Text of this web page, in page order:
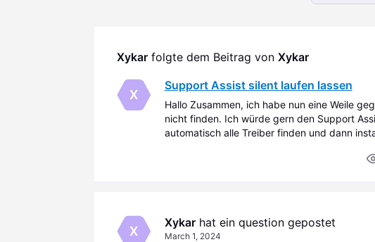
Xykar folgte dem Beitrag von Xykar
X
Support Assist silent laufen lassen
Hallo Zusammen, ich habe nun eine Weile
nicht finden. Ich würde gern den Support
automatisch alle Treiber finden und dann
X
Xykar hat ein question gepostet
March 1, 2024